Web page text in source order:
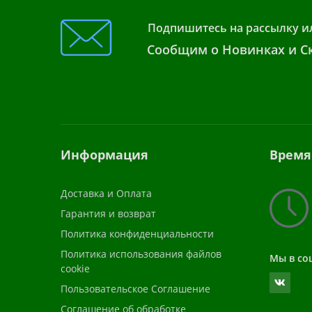
Подпишитесь на рассылку
Сообщим о Новинках и
Информация
Доставка и Оплата
Гарантия и возврат
Политика конфиденциальности
Политика использования файлов
cookie
Пользовательское Соглашение
Соглашение об обработке
Мы в